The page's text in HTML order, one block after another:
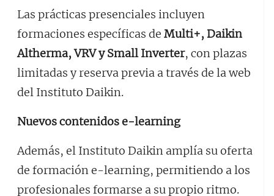
Las prácticas presenciales incluyen
formaciones específicas de Multi+, Daikin
Altherma, VRV y Small Inverter, con plazas
limitadas y reserva previa a través de la web
del Instituto Daikin.
Nuevos contenidos e-learning
Además, el Instituto Daikin amplía su oferta
de formación e-learning, permitiendo a los
profesionales formarse a su propio ritmo.